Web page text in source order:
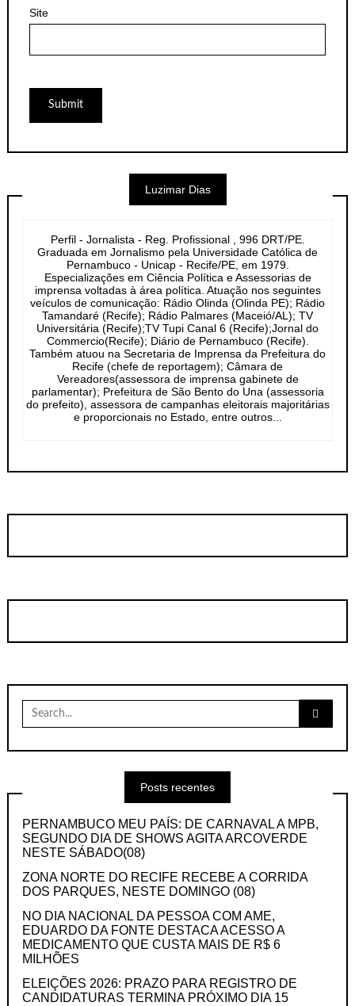
Site
Luzimar Dias
Perfil - Jornalista - Reg. Profissional , 996 DRT/PE.
Graduada em Jornalismo pela Universidade Católica de
Pernambuco - Unicap - Recife/PE, em 1979.
Especializações em Ciência Política e Assessorias de
imprensa voltadas à área política. Atuação nos seguintes
veículos de comunicação: Rádio Olinda (Olinda PE); Rádio
Tamandaré (Recife); Rádio Palmares (Maceió/AL); TV
Universitária (Recife);TV Tupi Canal 6 (Recife);Jornal do
Commercio(Recife); Diário de Pernambuco (Recife).
Também atuou na Secretaria de Imprensa da Prefeitura do
Recife (chefe de reportagem); Câmara de
Vereadores(assessora de imprensa gabinete de
parlamentar); Prefeitura de São Bento do Una (assessoria
do prefeito), assessora de campanhas eleitorais majoritárias
e proporcionais no Estado, entre outros...
Search
for:
Posts recentes
PERNAMBUCO MEU PAÍS: DE CARNAVAL A MPB,
SEGUNDO DIA DE SHOWS AGITA ARCOVERDE
NESTE SÁBADO(08)
ZONA NORTE DO RECIFE RECEBE A CORRIDA
DOS PARQUES, NESTE DOMINGO (08)
NO DIA NACIONAL DA PESSOA COM AME,
EDUARDO DA FONTE DESTACA ACESSO A
MEDICAMENTO QUE CUSTA MAIS DE R$ 6
MILHÕES
ELEIÇÕES 2026: PRAZO PARA REGISTRO DE
CANDIDATURAS TERMINA PRÓXIMO DIA 15